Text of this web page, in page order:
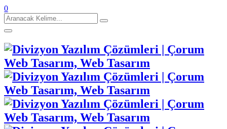
0
Aranacak
Kelime: